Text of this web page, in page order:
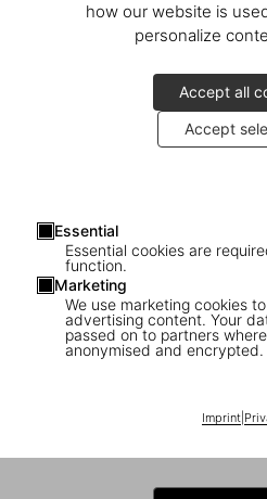
how our website is
personalize
Accept all
Accept
Essential
Essential cookies are
function.
Marketing
We use marketing cookies
advertising content. Your
passed on to partners
anonymised and encrypted.
Imprint|
1/7